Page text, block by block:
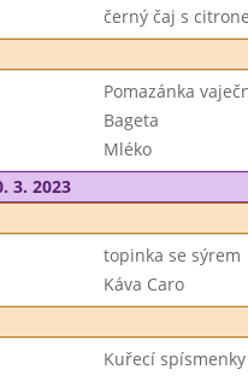
černý čaj s
Pomazánka
Bageta
Mléko
3. 2023
topinka se sýrem
Káva Caro
Kuřecí spísmenky